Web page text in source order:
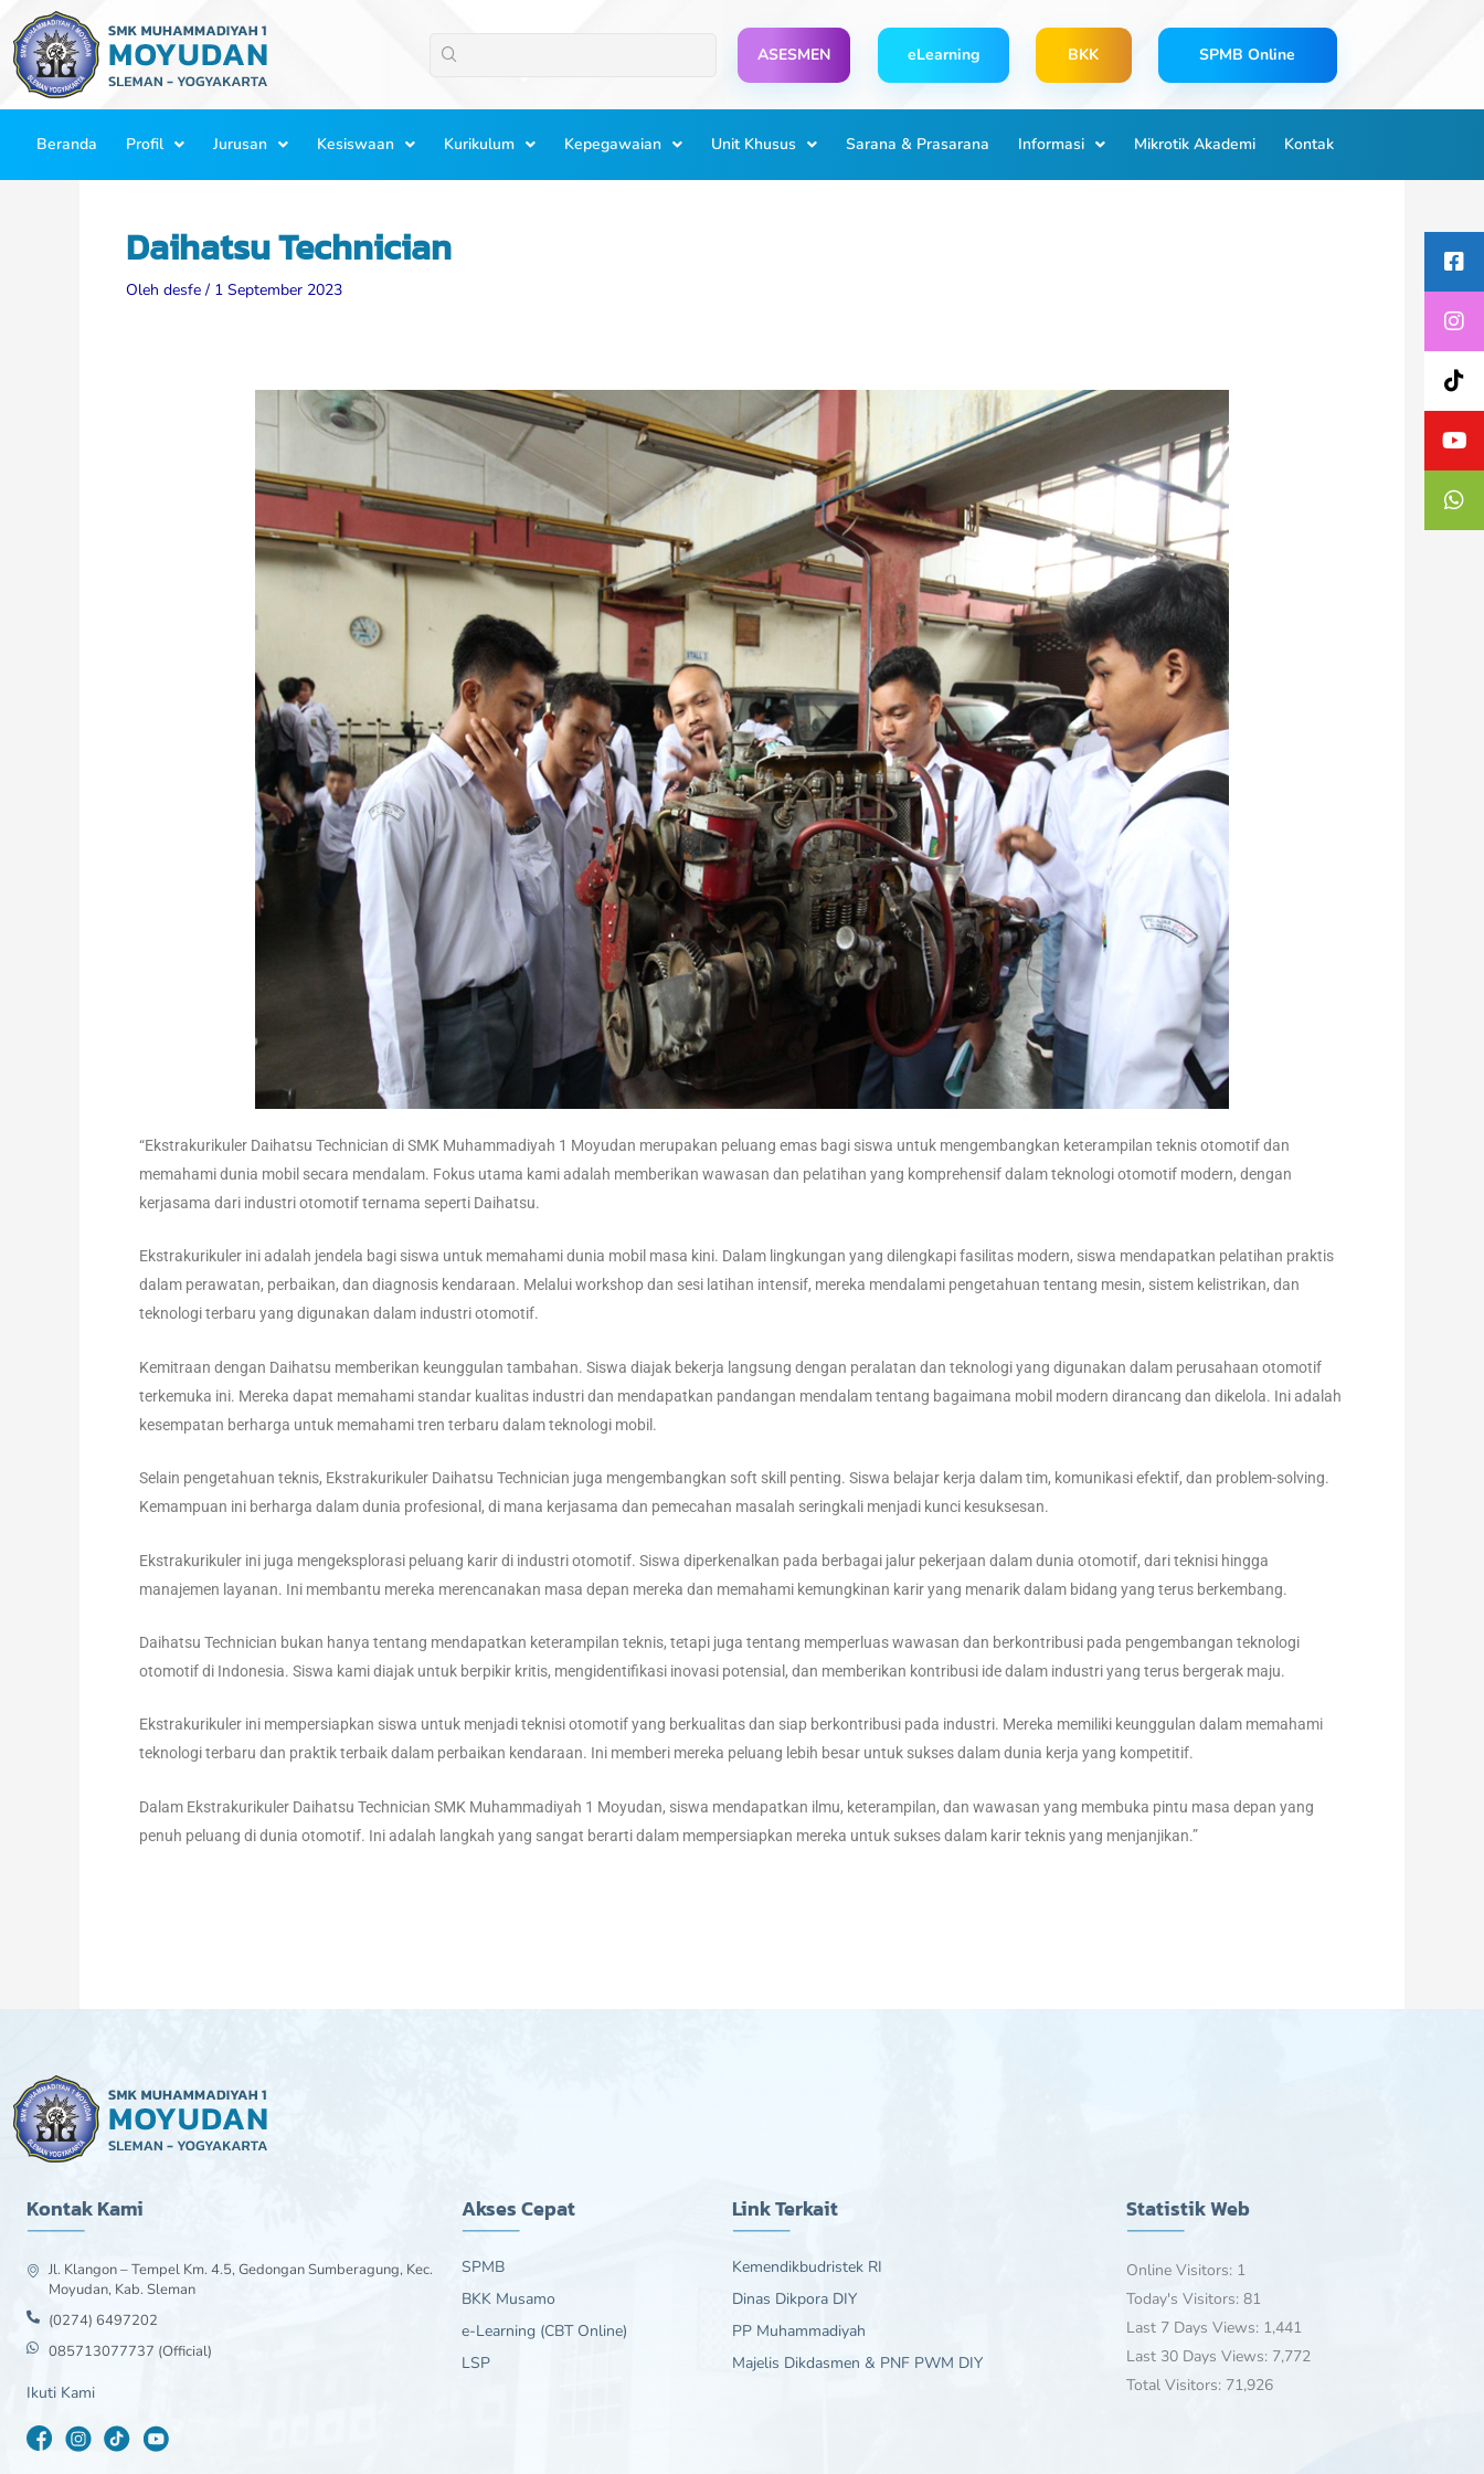
Lewati
ke
konten
ASESMEN eLearning BKK SPMB Online
Beranda Profil Jurusan Kesiswaan Kurikulum Kepegawaian Unit Khusus Sarana & Prasarana Informasi Mikrotik Akademi Kontak
Daihatsu Technician
Oleh desfe / 1 September 2023
“Ekstrakurikuler Daihatsu Technician di SMK Muhammadiyah 1 Moyudan merupakan peluang emas bagi siswa untuk mengembangkan keterampilan teknis otomotif dan
memahami dunia mobil secara mendalam. Fokus utama kami adalah memberikan wawasan dan pelatihan yang komprehensif dalam teknologi otomotif modern, dengan
kerjasama dari industri otomotif ternama seperti Daihatsu.
Ekstrakurikuler ini adalah jendela bagi siswa untuk memahami dunia mobil masa kini. Dalam lingkungan yang dilengkapi fasilitas modern, siswa mendapatkan pelatihan praktis
dalam perawatan, perbaikan, dan diagnosis kendaraan. Melalui workshop dan sesi latihan intensif, mereka mendalami pengetahuan tentang mesin, sistem kelistrikan, dan
teknologi terbaru yang digunakan dalam industri otomotif.
Kemitraan dengan Daihatsu memberikan keunggulan tambahan. Siswa diajak bekerja langsung dengan peralatan dan teknologi yang digunakan dalam perusahaan otomotif
terkemuka ini. Mereka dapat memahami standar kualitas industri dan mendapatkan pandangan mendalam tentang bagaimana mobil modern dirancang dan dikelola. Ini adalah
kesempatan berharga untuk memahami tren terbaru dalam teknologi mobil.
Selain pengetahuan teknis, Ekstrakurikuler Daihatsu Technician juga mengembangkan soft skill penting. Siswa belajar kerja dalam tim, komunikasi efektif, dan problem-solving.
Kemampuan ini berharga dalam dunia profesional, di mana kerjasama dan pemecahan masalah seringkali menjadi kunci kesuksesan.
Ekstrakurikuler ini juga mengeksplorasi peluang karir di industri otomotif. Siswa diperkenalkan pada berbagai jalur pekerjaan dalam dunia otomotif, dari teknisi hingga
manajemen layanan. Ini membantu mereka merencanakan masa depan mereka dan memahami kemungkinan karir yang menarik dalam bidang yang terus berkembang.
Daihatsu Technician bukan hanya tentang mendapatkan keterampilan teknis, tetapi juga tentang memperluas wawasan dan berkontribusi pada pengembangan teknologi
otomotif di Indonesia. Siswa kami diajak untuk berpikir kritis, mengidentifikasi inovasi potensial, dan memberikan kontribusi ide dalam industri yang terus bergerak maju.
Ekstrakurikuler ini mempersiapkan siswa untuk menjadi teknisi otomotif yang berkualitas dan siap berkontribusi pada industri. Mereka memiliki keunggulan dalam memahami
teknologi terbaru dan praktik terbaik dalam perbaikan kendaraan. Ini memberi mereka peluang lebih besar untuk sukses dalam dunia kerja yang kompetitif.
Dalam Ekstrakurikuler Daihatsu Technician SMK Muhammadiyah 1 Moyudan, siswa mendapatkan ilmu, keterampilan, dan wawasan yang membuka pintu masa depan yang
penuh peluang di dunia otomotif. Ini adalah langkah yang sangat berarti dalam mempersiapkan mereka untuk sukses dalam karir teknis yang menjanjikan.”
Kontak Kami
Jl. Klangon – Tempel Km. 4.5, Gedongan Sumberagung, Kec.
Moyudan, Kab. Sleman
(0274) 6497202
085713077737 (Official)
Ikuti Kami
Akses Cepat
SPMB
BKK Musamo
e-Learning (CBT Online)
LSP
Link Terkait
Kemendikbudristek RI
Dinas Dikpora DIY
PP Muhammadiyah
Majelis Dikdasmen & PNF PWM DIY
Statistik Web
Online Visitors: 1
Today's Visitors: 81
Last 7 Days Views: 1,441
Last 30 Days Views: 7,772
Total Visitors: 71,926